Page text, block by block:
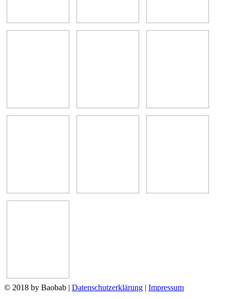
© 2018 by Baobab | Datenschutzerklärung | Impressum